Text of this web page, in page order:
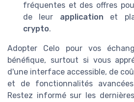
fréquentes et des offres
de leur application et
crypto.
Adopter Celo pour vos
bénéfique, surtout si vous
d'une interface accessible, de
et de fonctionnalités
Restez informé sur les